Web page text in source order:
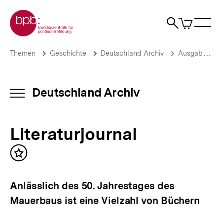
zum
Seiteninhalt
springen
Zur Startseite der bpb
Suche
Artikel
im
Literaturjournal
bpb.de
Brotkrümelnavigation
Pfadnavigation
Themen Geschichte Deutschland Archiv Ausgaben vor 2013
INHALTSNAVIGATION
Deutschland Archiv
Literaturjournal
Inhalt
Anlässlich des 50. Jahrestages des
Mauerbaus ist eine Vielzahl von Büchern